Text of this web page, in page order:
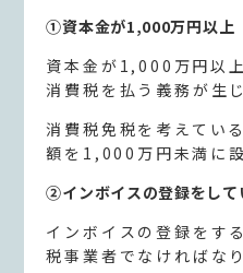
①資本金が1,000万円以上
資本金が1,000万円以
消費税を払う義務が生じ
消費税免税を考えてい
額を1,000万円未満に設
②インボイスの登録をして
インボイスの登録をす
税事業者でなければな